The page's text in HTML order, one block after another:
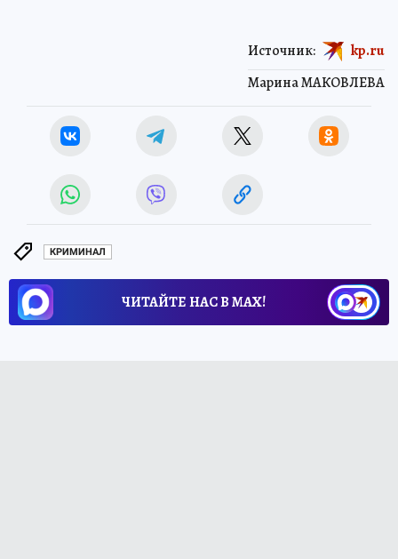
Марина МАКОВЛЕВА
Источник: kp.ru
КРИМИНАЛ
ЧИТАЙТЕ НАС В МАХ!